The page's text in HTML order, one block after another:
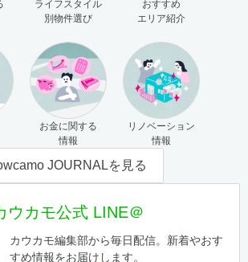
ライフスタイル
別物件選び
おすすめ
エリア紹介
お金に関する
情報
リノベーション
情報
JOURNALを見る
ウカモ公式 LINE＠
カウカモ編集部から毎日配信。新着やおす
すめ情報をお届けします。